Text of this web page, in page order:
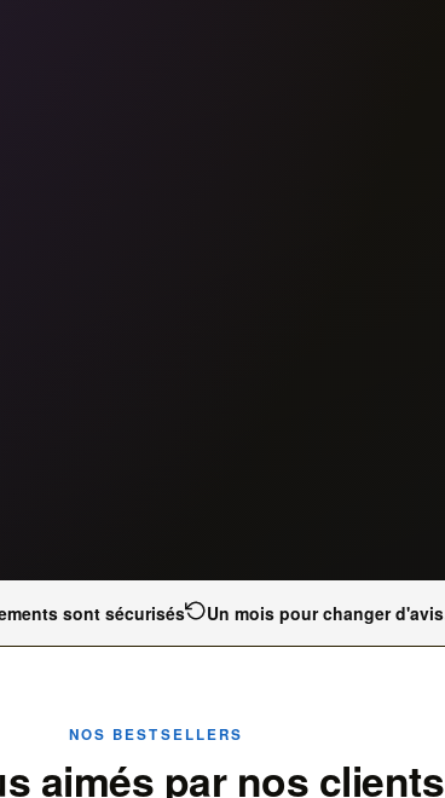
sont sécurisés Un mois pour changer d'avis
NOS BESTSELLERS
aimés par nos clients